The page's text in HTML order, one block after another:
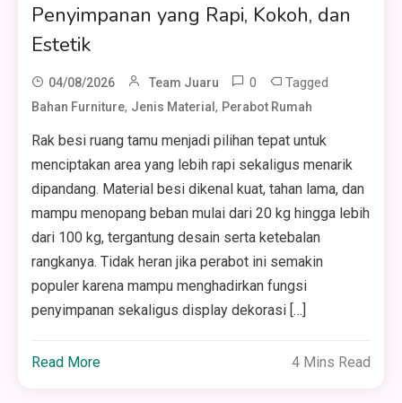
Penyimpanan yang Rapi, Kokoh, dan
Estetik
04/08/2026 Team Juaru 0 Tagged
Bahan Furniture, Jenis Material, Perabot Rumah
Rak besi ruang tamu menjadi pilihan tepat untuk
menciptakan area yang lebih rapi sekaligus menarik
dipandang. Material besi dikenal kuat, tahan lama, dan
mampu menopang beban mulai dari 20 kg hingga lebih
dari 100 kg, tergantung desain serta ketebalan
rangkanya. Tidak heran jika perabot ini semakin
populer karena mampu menghadirkan fungsi
penyimpanan sekaligus display dekorasi […]
Read More 4 Mins Read